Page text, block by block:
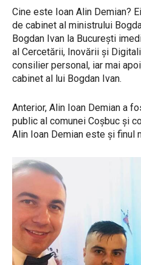
Cine este Ioan Alin Demian?
de cabinet al ministrului
Bogdan Ivan la București
al Cercetării, Inovării și
consilier personal, iar mai
cabinet al lui Bogdan Ivan.
Anterior, Alin Ioan Demian a
public al comunei Coșbuc și
Alin Ioan Demian este și finul